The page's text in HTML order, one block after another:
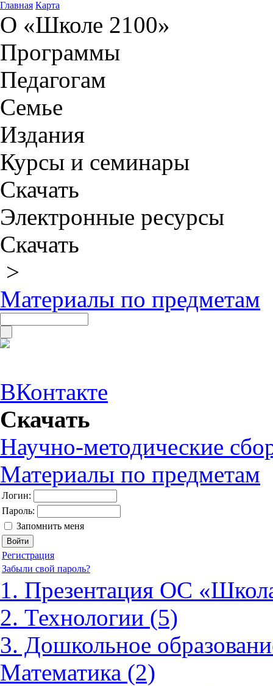
Главная Карта
О «Школе 2100»
Программы
Педагогам
Семье
Издания
Курсы и семинары
Скачать
Электронные ресурсы
Скачать
>
Материалы по предметам
ВКонтакте
Скачать
Научно-методические
Материалы по предметам
Логин:
Пароль:
Запомнить меня
Регистрация
Забыли свой пароль?
1. Презентация ОС
2. Технологии (5)
3. Дошкольное
Математика (2)